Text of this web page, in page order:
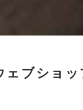
ェブショ